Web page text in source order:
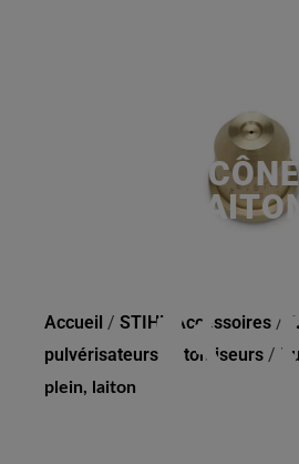
BUSE À
LAITON
Accueil / STIHL Accessoires /
pulvérisateurs / atomiseurs /
plein, laiton